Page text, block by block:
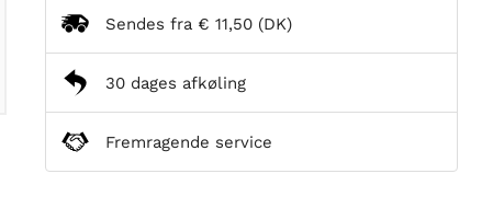
Sendes fra € 11,50 (DK)
30 dages afkøling
Fremragende service